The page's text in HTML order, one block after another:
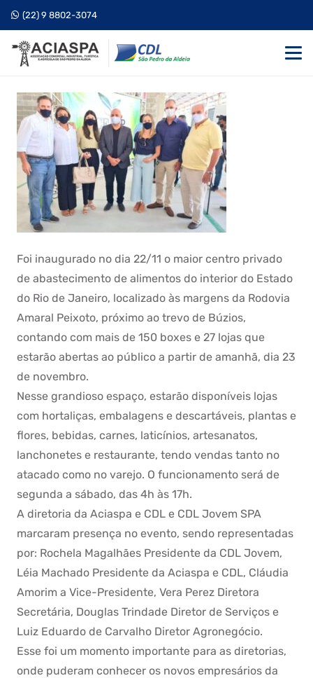
(22) 9 8802-3074
Foi inaugurado no dia 22/11 o maior centro privado
de abastecimento de alimentos do interior do Estado
do Rio de Janeiro, localizado às margens da Rodovia
Amaral Peixoto, próximo ao trevo de Búzios,
contando com mais de 150 boxes e 27 lojas que
estarão abertas ao público a partir de amanhã, dia 23
de novembro.
Nesse grandioso espaço, estarão disponíveis lojas
com hortaliças, embalagens e descartáveis, plantas e
flores, bebidas, carnes, laticínios, artesanatos,
lanchonetes e restaurante, tendo vendas tanto no
atacado como no varejo. O funcionamento será de
segunda a sábado, das 4h às 17h.
A diretoria da Aciaspa e CDL e CDL Jovem SPA
marcaram presença no evento, sendo representadas
por: Rochela Magalhães Presidente da CDL Jovem,
Léia Machado Presidente da Aciaspa e CDL, Cláudia
Amorim a Vice-Presidente, Vera Perez Diretora
Secretária, Douglas Trindade Diretor de Serviços e
Luiz Eduardo de Carvalho Diretor Agronegócio.
Esse foi um momento importante para as diretorias,
onde puderam conhecer os novos empresários da